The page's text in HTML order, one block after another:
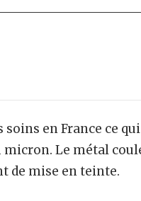
en France ce
Le métal
de mise en teinte.